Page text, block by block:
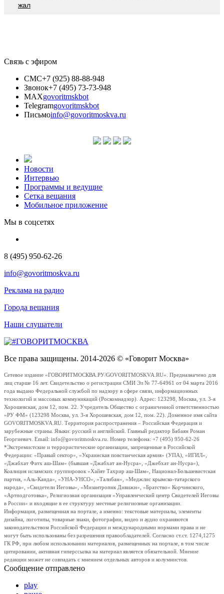
жал
Связь с эфиром
СМС+7 (925) 88-88-948
Звонок+7 (495) 73-73-948
MAXgovoritmskbot
Telegramgovoritmskbot
Письмоinfo@govoritmoskva.ru
Новости
Интервью
Программы и ведущие
Сетка вещания
Мобильное приложение
Мы в соцсетях
8 (495) 950-62-26
info@govoritmoskva.ru
Реклама на радио
Города вещания
Наши слушатели
Все права защищены. 2014-2026 © «Говорит Москва»
Сетевое издание «ГОВОРИТМОСКВА.РУ/GOVORITMOSKVA.RU». Предназначено для
лиц старше 16 лет. Свидетельство о регистрации СМИ Эл № 77-64961 от 04 марта 2016
года выдано Федеральной службой по надзору в сфере связи, информационных
технологий и массовых коммуникаций (Роскомнадзор). Адрес: 123298, Москва, ул. 3-я
Хорошевская, дом 12, пом. 22. Учредитель Общество с ограниченной ответственностью
«РУ ФМ» (123298 Москва, ул. 3-я Хорошевская, дом 12, пом. 22). Доменное имя сайта
GOVORITMOSKVA.RU. Территория распространения – Российская Федерация и
зарубежные страны. Языки: русский и английский. Главный редактор Бабаян Роман
Георгиевич. Email: info@govoritmoskva.ru. Номер телефона: +7 (495) 950-62-26
*Экстремистские и террористические организации, запрещенные в Российской
Федерации: «Правый сектор», «Украинская повстанческая армия» (УПА), «ИГИЛ»,
«Джабхат Фатх аш-Шам» (бывшая «Джабхат ан-Нусра», «Джебхат ан-Нусра»),
Коалиция исламских группировок «Хайят Тахрир аш-Шам», Национал-Большевистская
партия, «Аль-Каида», «УНА-УНСО», «Талибан», «Меджлис крымско-татарского
народа», «Свидетели Иеговы», «Мизантропик Дивижн», «Братство» Корчинского,
«Артподготовка», Религиозная организация «Управленческий центр Свидетелей Иеговы
в России» и входящие в ее структуру местные религиозные организации.
Информация, размещенная на портале, а именно: текстовые материалы, элементы
дизайна, логотипы, товарные знаки, фотографии, видео и аудио охраняются
законодательством Российской Федерации и международными нормами права и не
могут быть использованы без разрешения правообладателей. Согласно ст.ст. 1274,1275
ГК РФ, при любом использовании материалов, размещенных на портале, в том числе
цитировании, активная гиперссылка на материал является обязательной. Мнение
редакции может не совпадать с мнением отдельных авторов и колумнистов.
Сообщение отправлено
play